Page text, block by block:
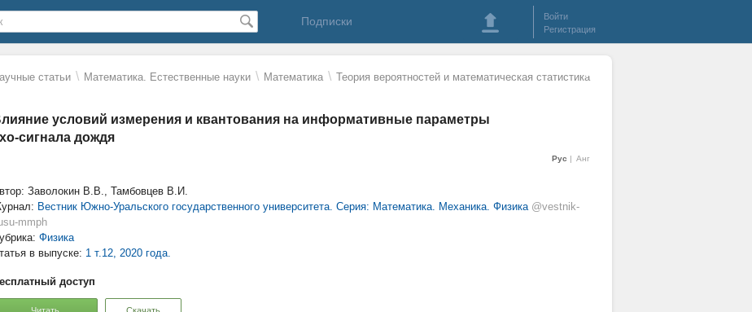
Подписки
Войти
Регистрация
статьи \ Математика. Естественные науки \ Математика \ Теория вероятностей и математическая статистика
условий измерения и квантования на информативные параметры
сигнала дождя
Рус Анг
Заволокин В.В., Тамбовцев В.И.
Вестник Южно-Уральского государственного университета. Серия: Математика. Механика. Физика @vestnik-
mmph
Физика
в выпуске: 1 т.12, 2020 года.
доступ
Читать Скачать